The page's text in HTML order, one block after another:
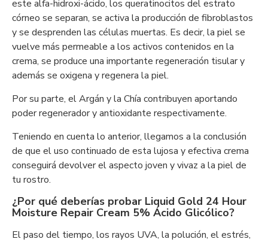
este alfa-hidroxi-ácido, los queratinocitos del estrato
córneo se separan, se activa la producción de fibroblastos
y se desprenden las células muertas. Es decir, la piel se
vuelve más permeable a los activos contenidos en la
crema, se produce una importante regeneración tisular y
además se oxigena y regenera la piel.
Por su parte, el Argán y la Chía contribuyen aportando
poder regenerador y antioxidante respectivamente.
Teniendo en cuenta lo anterior, llegamos a la conclusión
de que el uso continuado de esta lujosa y efectiva crema
conseguirá devolver el aspecto joven y vivaz a la piel de
tu rostro.
¿Por qué deberías probar Liquid Gold 24 Hour
Moisture Repair Cream 5% Ácido Glicólico?
El paso del tiempo, los rayos UVA, la polución, el estrés,